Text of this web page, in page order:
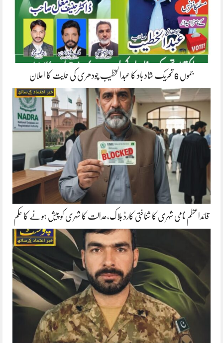
جموں 6 تحریک شاد باد کا عبدالخطیب چودھری کی حمایت کا اعلان
قائداعظم نامی شہری کا شناختی کارڈ بلاک،عدالت کا شہری کو پیش ہونے کا حکم